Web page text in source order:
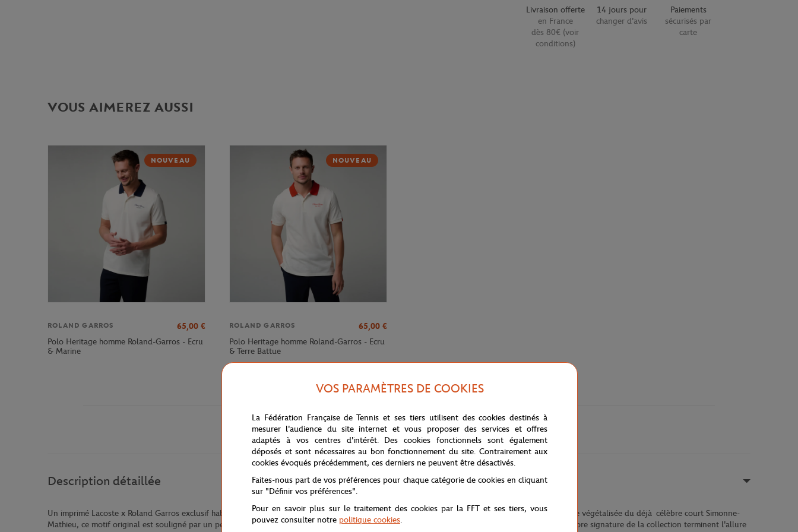
Livraison offerte
en France
dès 80€ (voir
conditions)
14 jours pour
changer d'avis
Paiements
sécurisés par
carte
VOUS AIMEREZ AUSSI
NOUVEAU
ROLAND GARROS 65,00 €
Polo Heritage homme Roland-Garros - Ecru
& Marine
NOUVEAU
ROLAND GARROS 65,00 €
Polo Heritage homme Roland-Garros - Ecru
& Terre Battue
Description détaillée
Un imprimé Lacoste x Roland Garros exclusif habille ce nouveau polo Lacoste Sport conçu en petit piqué de coton technique. Inspiré par la verrière végétalisée du déjà célèbre court Simonne-
Mathieu, ce motif original est souligné par un petit crocodile vert brodé emblématique. Des finitions en bord-côte contrasté et une étiquette tricolore signature de la collection terminent l'allure
VOS PARAMÈTRES DE COOKIES
La Fédération Française de Tennis et ses tiers utilisent des cookies destinés à
mesurer l'audience du site internet et vous proposer des services et offres
adaptés à vos centres d'intérêt. Des cookies fonctionnels sont également
déposés et sont nécessaires au bon fonctionnement du site. Contrairement aux
cookies évoqués précédemment, ces derniers ne peuvent être désactivés.
Faites-nous part de vos préférences pour chaque catégorie de cookies en cliquant
sur "Définir vos préférences".
Pour en savoir plus sur le traitement des cookies par la FFT et ses tiers, vous
pouvez consulter notre politique cookies.